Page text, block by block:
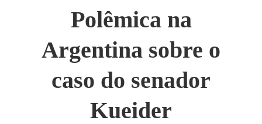
Polêmica na
Argentina sobre o
caso do senador
Kueider